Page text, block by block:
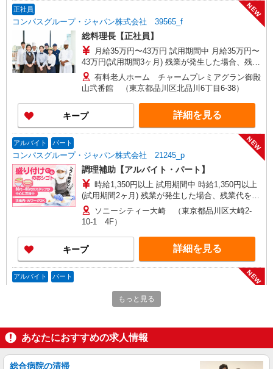
正社員
コンパスグループ・ジャパン株式会社 39565_f
NEW
総料理長【正社員】
月給35万円〜43万円 試用期間中 月給35万円〜
43万円(試用期間3ヶ月) 残業が発生した場合、残業
代を1分単位で別途支給します。 ▼理論年収（基
本給12ヵ月＋賞与） 4,900,000〜6,020,000円 ▼
想定年収（理論年収＋残業20H/月）
5,510,465〜6,770,000円 ※給与は経験や前職給与
に応じて決定します。
有料老人ホーム チャームプレミアグラン御殿
山弐番館 （東京都品川区北品川6丁目6-38）
キープ 詳細を見る
アルバイト パート
コンパスグループ・ジャパン株式会社 21245_p
NEW
調理補助【アルバイト・パート】
時給1,350円以上 試用期間中 時給1,350円以上
(試用期間2ヶ月) 残業が発生した場合、残業代を1
分単位で別途支給します。
ソニーシティー大崎 （東京都品川区大崎2-
10-1 4F）
キープ 詳細を見る
アルバイト パート
コンパスグループ・ジャパン株式会社 39252_p
NEW
調理補助【アルバイト・パート】
(試用期間2ヶ月) 残業が発生した場合、残業代を1
分単位で別途支給します。
メディカルホームまどか西大井 （東京都品川
区西大井5丁目23-13 まどか西大井内）
もっと見る
あなたにおすすめの求人情報
総合病院の清掃